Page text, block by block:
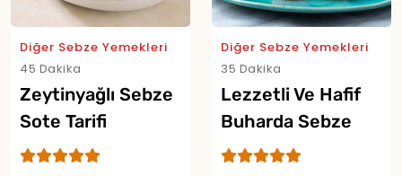
Diğer Sebze Yemekleri
45 Dakika
Zeytinyağlı Sebze
Sote Tarifi
Diğer Sebze Yemekleri
35 Dakika
Lezzetli Ve Hafif
Buharda Sebze
Tarifi